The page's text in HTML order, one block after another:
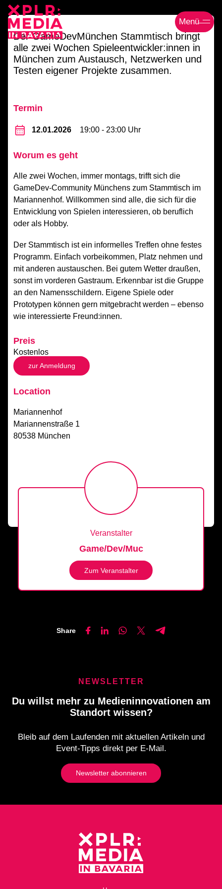
Menü
Der GameDevMünchen Stammtisch bringt
alle zwei Wochen Spieleentwickler:innen in
München zum Austausch, Netzwerken und
Testen eigener Projekte zusammen.
Termin
12.01.2026 19:00 ‐ 23:00 Uhr
Worum es geht
Alle zwei Wochen, immer montags, trifft sich die
GameDev-Community Münchens zum Stammtisch im
Mariannenhof. Willkommen sind alle, die sich für die
Entwicklung von Spielen interessieren, ob beruflich
oder als Hobby.
Der Stammtisch ist ein informelles Treffen ohne festes
Programm. Einfach vorbeikommen, Platz nehmen und
mit anderen austauschen. Bei gutem Wetter draußen,
sonst im vorderen Gastraum. Erkennbar ist die Gruppe
an den Namensschildern. Eigene Spiele oder
Prototypen können gern mitgebracht werden – ebenso
wie interessierte Freund:innen.
Preis
Kostenlos
zur Anmeldung
Location
Mariannenhof
Mariannenstraße 1
80538 München
Veranstalter
Game/Dev/Muc
Zum Veranstalter
Share
NEWSLETTER
Du willst mehr zu Medieninnovationen am
Standort wissen?
Bleib auf dem Laufenden mit aktuellen Artikeln und
Event-Tipps direkt per E-Mail.
Newsletter abonnieren